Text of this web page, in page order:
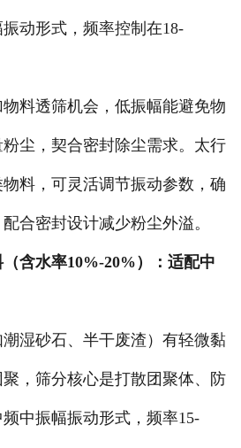
动形式，频率控制在18-
透筛机会，低振幅能避免物
尘，契合密封除尘需求。太行
料，可灵活调节振动参数，确
合密封设计减少粉尘外溢。
含水率10%-20%）：适配中
砂石、半干废渣）有轻微黏
，筛分核心是打散团聚体、防
中振幅振动形式，频率15-